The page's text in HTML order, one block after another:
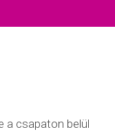
a csapaton belül